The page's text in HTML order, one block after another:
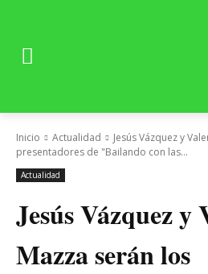
Inicio Actualidad
Jesús Vázquez y
presentadores de "Bailando con las...
Actualidad
Jesús Vázquez y
Mazza serán los